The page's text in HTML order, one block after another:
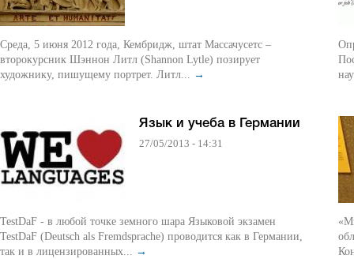
Среда, 5 июня 2012 года, Кембридж, штат Массачусетс –
второкурсник Шэннон Литл (Shannon Lytle) позирует
художнику, пишущему портрет. Литл... →
Язык и учеба в Германии
27/05/2013 - 14:31
TestDaF - в любой точке земного шара Языковой экзамен
TestDaF (Deutsch als Fremdsprache) проводится как в Германии,
так и в лицензированных... →